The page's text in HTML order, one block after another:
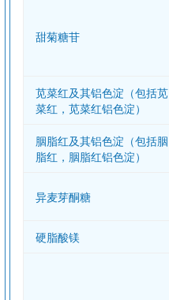
甜菊糖苷
苋菜红及其铝色淀（包括苋
菜红，苋菜红铝色淀）
胭脂红及其铝色淀（包括胭
脂红，胭脂红铝色淀）
异麦芽酮糖
硬脂酸镁